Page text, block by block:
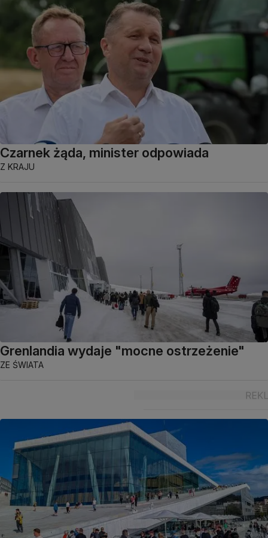
Czarnek żąda, minister odpowiada
Z KRAJU
Grenlandia wydaje "mocne ostrzeżenie"
ZE ŚWIATA